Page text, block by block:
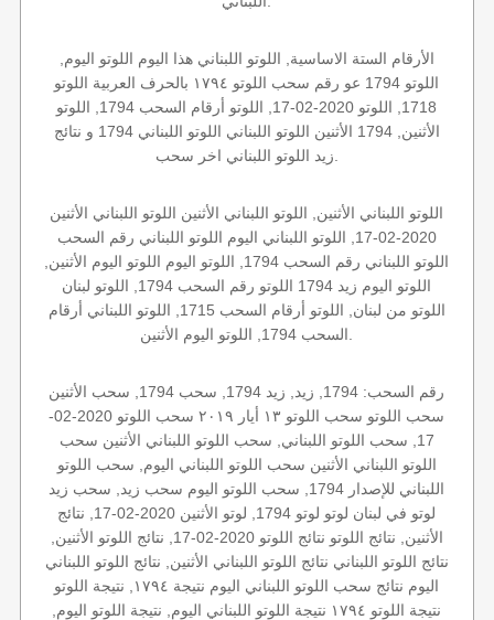
الأرقام الستة الاساسية, اللوتو اللبناني هذا اليوم اللوتو اليوم,
اللوتو 1794 عو رقم سحب اللوتو ١٧٩٤ بالحرف العربية اللوتو
1718, اللوتو 2020-02-17, اللوتو أرقام السحب 1794, اللوتو
الأثنين, 1794 الأثنين اللوتو اللبناني اللوتو اللبناني 1794 و نتائج
اللوتو اللبناني الأثنين, اللوتو اللبناني الأثنين اللوتو اللبناني الأثنين
2020-02-17, اللوتو اللبناني اليوم اللوتو اللبناني رقم السحب
اللوتو اللبناني رقم السحب 1794, اللوتو اليوم اللوتو اليوم الأثنين,
اللوتو اليوم زيد 1794 اللوتو رقم السحب 1794, اللوتو لبنان
اللوتو من لبنان, اللوتو أرقام السحب 1715, اللوتو اللبناني أرقام
رقم السحب: 1794, زيد, زيد 1794, سحب 1794, سحب الأثنين
سحب اللوتو سحب اللوتو ١٣ أيار ٢٠١٩ سحب اللوتو 2020-02-
17, سحب اللوتو اللبناني, سحب اللوتو اللبناني الأثنين سحب
اللوتو اللبناني الأثنين سحب اللوتو اللبناني اليوم, سحب اللوتو
اللبناني للإصدار 1794, سحب اللوتو اليوم سحب زيد, سحب زيد
لوتو في لبنان لوتو لوتو 1794, لوتو الأثنين 2020-02-17, نتائج
الأثنين, نتائج اللوتو نتائج اللوتو 2020-02-17, نتائج اللوتو الأثنين,
نتائج اللوتو اللبناني نتائج اللوتو اللبناني الأثنين, نتائج اللوتو اللبناني
اليوم نتائج سحب اللوتو اللبناني اليوم نتيجة ١٧٩٤, نتيجة اللوتو
نتيجة اللوتو ١٧٩٤ نتيجة اللوتو اللبناني اليوم, نتيجة اللوتو اليوم,